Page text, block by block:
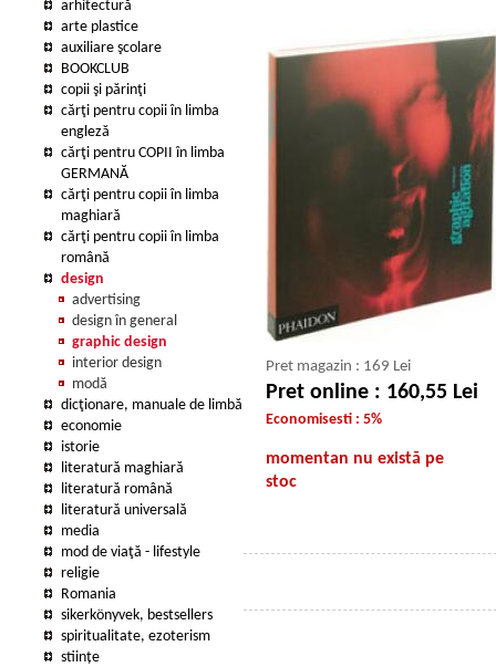
arhitectură
arte plastice
auxiliare şcolare
BOOKCLUB
copii şi părinţi
cărţi pentru copii în limba
engleză
cărţi pentru COPII în limba
GERMANĂ
cărţi pentru copii în limba
maghiară
cărţi pentru copii în limba
română
design
advertising
design în general
graphic design
interior design
modă
dicţionare, manuale de limbă
economie
istorie
literatură maghiară
literatură română
literatură universală
media
mod de viaţă - lifestyle
religie
Romania
sikerkönyvek, bestsellers
spiritualitate, ezoterism
stiințe
Pret magazin : 169 Lei
Pret online : 160,55 Lei
Economisesti : 5%
momentan nu există pe
stoc